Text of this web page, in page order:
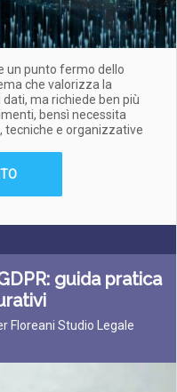
un punto fermo dello
che valorizza la
ma richiede ben più
bensì necessita
tecniche e organizzative
guida pratica
Floreani Studio Legale